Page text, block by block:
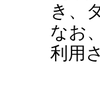
き、
なお
利用